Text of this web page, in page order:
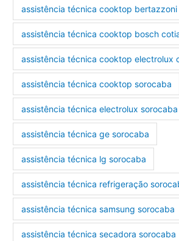
assistência técnica cooktop bertazzoni
assistência técnica cooktop bosch
assistência técnica cooktop electrolux
assistência técnica cooktop sorocaba
assistência técnica electrolux sorocaba
assistência técnica ge sorocaba
assistência técnica lg sorocaba
assistência técnica refrigeração
assistência técnica samsung sorocaba
assistência técnica secadora sorocaba